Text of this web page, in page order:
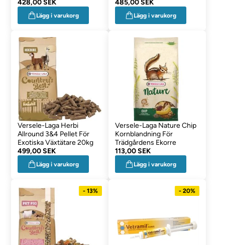
428,00 SEK
Lägg i varukorg
485,00 SEK
Lägg i varukorg
Versele-Laga Herbi
Allround 3&4 Pellet För
Exotiska Växtätare 20kg
499,00 SEK
Lägg i varukorg
Versele-Laga Nature Chip
Kornblandning För
Trädgårdens Ekorre
113,00 SEK
Lägg i varukorg
- 13% - 20%